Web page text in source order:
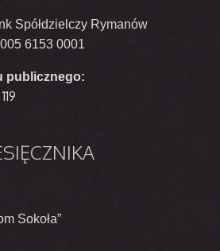
Spółdzielczy Rymanów
6153 0001
publicznego:
Sokoła”